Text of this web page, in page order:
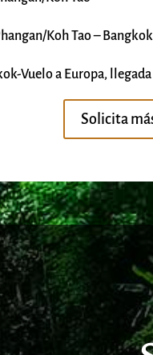
Koh Tao – Bangkok
Vuelo a Europa,
Solicita